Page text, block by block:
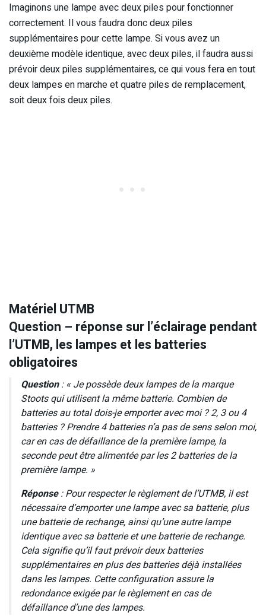
Imaginons une lampe avec deux piles pour fonctionner
correctement. Il vous faudra donc deux piles
supplémentaires pour cette lampe. Si vous avez un
deuxième modèle identique, avec deux piles, il faudra aussi
prévoir deux piles supplémentaires, ce qui vous fera en tout
deux lampes en marche et quatre piles de remplacement,
soit deux fois deux piles.
Matériel UTMB
Question – réponse sur l’éclairage pendant
l’UTMB, les lampes et les batteries
obligatoires
Question: « Je possède deux lampes de la marque
Stoots qui utilisent la même batterie. Combien de
batteries au total dois-je emporter avec moi ? 2, 3 ou 4
batteries ? Prendre 4 batteries n’a pas de sens selon moi,
car en cas de défaillance de la première lampe, la
seconde peut être alimentée par les 2 batteries de la
première lampe. »
Réponse: Pour respecter le règlement de l’UTMB, il est
nécessaire d’emporter une lampe avec sa batterie, plus
une batterie de rechange, ainsi qu’une autre lampe
identique avec sa batterie et une batterie de rechange.
Cela signifie qu’il faut prévoir deux batteries
supplémentaires en plus des batteries déjà installées
dans les lampes. Cette configuration assure la
redondance exigée par le règlement en cas de
défaillance d’une des lampes.